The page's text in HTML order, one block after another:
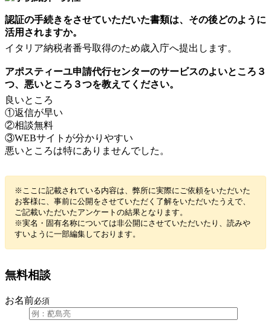
認証の手続きをさせていただいた書類は、その後どのように
活用されますか。
イタリア納税者番号取得のため歳入庁へ提出します。
アポスティーユ申請代行センターのサービスのよいところ３
つ、悪いところ３つを教えてください。
良いところ
①返信が早い
②相談無料
③WEBサイトが分かりやすい
悪いところは特にありませんでした。
※ここに記載されている内容は、弊所に実際にご依頼をいただいた
お客様に、事前に公開をさせていただく了解をいただいたうえで、
ご記載いただいたアンケートの結果となります。
※実名・固有名称については非公開にさせていただいたり、読みや
すいように一部編集しております。
無料相談
お名前必須